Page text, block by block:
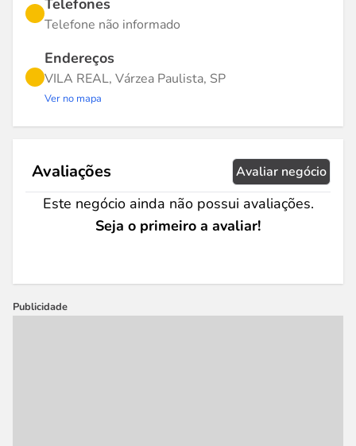
Telefones
Telefone não informado
Endereços
VILA REAL, Várzea Paulista, SP
Ver no mapa
Avaliações Avaliar negócio
Este negócio ainda não possui avaliações.
Seja o primeiro a avaliar!
Publicidade